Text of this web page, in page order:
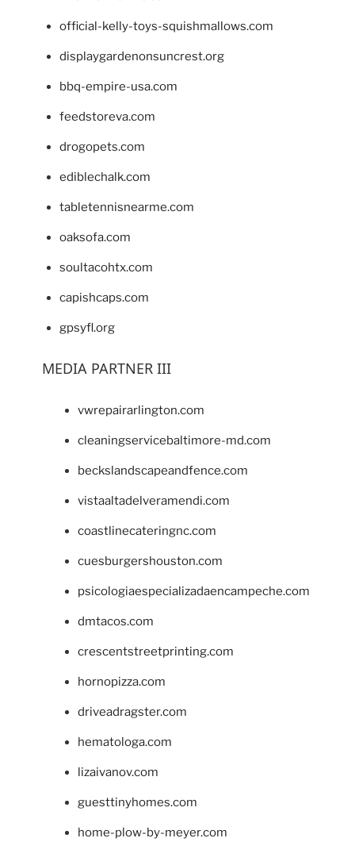
official-kelly-toys-squishmallows.com
displaygardenonsuncrest.org
bbq-empire-usa.com
feedstoreva.com
drogopets.com
ediblechalk.com
tabletennisnearme.com
oaksofa.com
soultacohtx.com
capishcaps.com
gpsyfl.org
MEDIA PARTNER III
vwrepairarlington.com
cleaningservicebaltimore-md.com
beckslandscapeandfence.com
vistaaltadelveramendi.com
coastlinecateringnc.com
cuesburgershouston.com
psicologiaespecializadaencampeche.com
dmtacos.com
crescentstreetprinting.com
hornopizza.com
driveadragster.com
hematologa.com
lizaivanov.com
guesttinyhomes.com
home-plow-by-meyer.com